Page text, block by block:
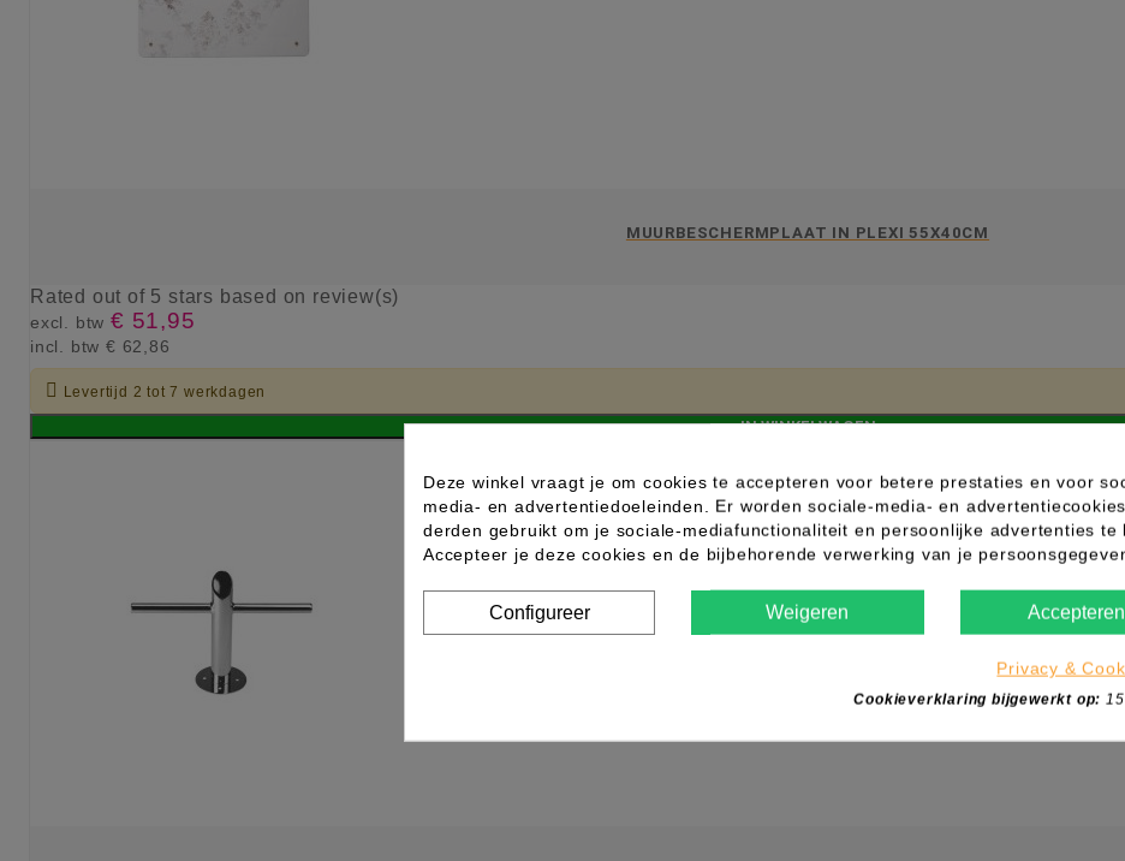
MUURBESCHERMPLAAT IN PLEXI 55X40CM
Rated out of 5 stars based on review(s)
excl. btw € 51,95
incl. btw € 62,86
 Levertijd 2 tot 7 werkdagen
IN WINKELWAGEN
Deze winkel vraagt je om cookies te accepteren voor betere prestaties en voor
media- en advertentiedoeleinden. Er worden sociale-media- en
derden gebruikt om je sociale-mediafunctionaliteit en persoonlijke advertenties te
Accepteer je deze cookies en de bijbehorende verwerking van je
Configureer Weigeren Accepteren
Privacy &
Cookieverklaring bijgewerkt op: